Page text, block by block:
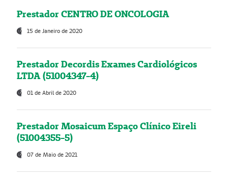
Prestador CENTRO DE ONCOLOGIA
15 de Janeiro de 2020
Prestador Decordis Exames Cardiológicos
LTDA (51004347-4)
01 de Abril de 2020
Prestador Mosaicum Espaço Clínico Eireli
(51004355-5)
07 de Maio de 2021